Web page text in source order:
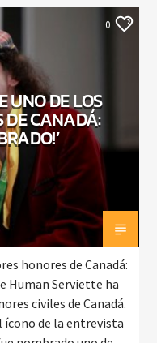
0
UNO DE LOS
DE CANADÁ:
honores de Canadá:
Human Serviette ha
civiles de Canadá.
ícono de la entrevista